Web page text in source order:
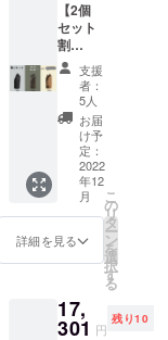
をご覧いた
だき誠にあ
りがとうご
ざいます。
弊社設立前
から「服や
靴は何足も
持っている
のにかばん
はいつも同
という男性
がたくさん
届け：
2022年
12月末
までに
完了予
定 ※お
申し込
み順に
2022年
11月下
旬ごろ
から発
送予定
です。
となり
ます。
￥6,666
（税・
送料
込）に
て承り
ます。
■カ
ラー：
Green
（グ
リー
ン）、
Khaki（
カー
Black（
ク）の
中から1
【2個
セット
割
22％off
】 完
成した
バッグ2
個（カ
ラビナ2
個付）
一般販
売予定
価格
￥14,98
0（税・
送料
とこ
ろ、
支援
者：
5人
お届
け予
定：
2022
年12
月
詳細を見る
こ
の
リ
タ
ー
ン
を
選
択
す
る
17,
301 円
残り10